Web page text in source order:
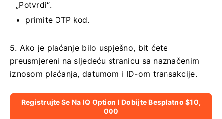
„Potvrdi“.
primite OTP kod.
5. Ako je plaćanje bilo uspješno, bit ćete
preusmjereni na sljedeću stranicu sa naznačenim
iznosom plaćanja, datumom i ID-om transakcije.
Registrujte Se Na IQ Option I Dobijte Besplatno $10,
000